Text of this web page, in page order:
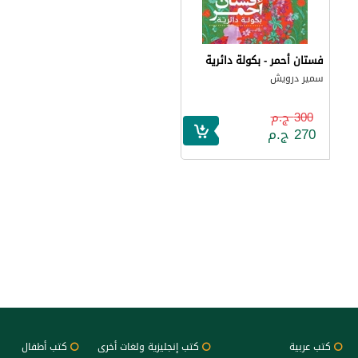
فستان أحمر - بكولة دائرية
سمير درويش
300 ج.م
270 ج.م
كتب عربية كتب إنجليزية ولغات أخرى كتب أطفال